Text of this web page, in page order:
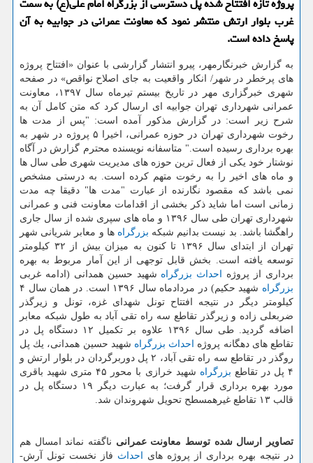
غرب بلوار ارتش منتشر نمود كه معاونت عمرانی در جوابیه به آن
پاسخ داده است.
به گزارش خبرنگارمهر، پیرو انتشار گزارشی با عنوان «افتتاح پروژه
های پرخطر در شهر/ انكار واقعیت به جای اصلاح نواقص» در صفحه
شهری خبرگزاری مهر در تاریخ بیستم تیرماه سال ۱۳۹۷، معاونت
عمرانی شهرداری تهران جوابیه ای ارسال كرد كه متن كامل آن به
شرح زیر است: در گزارش مذكور آمده است: "پس از مدت ها
رخوت شهرداری تهران در حوزه عمرانی، اخیرا ۵ پروژه در شهر به
بهره برداری رسیده است." متاسفانه نویسنده محترم گزارش در آگاه
نوشتار خود یكی از فعال ترین حوزه های مدیریت شهری طی سال ها
و ماه های اخیر را به رخوت متهم كرده است. به درستی مشخص
نمی باشد كه مقصود نگارنده از عبارت "مدت ها" دقیقا چه مدت
زمانی است اما شاید ذكر بخشی از اقدامات معاونت فنی و عمرانی
شهرداری تهران طی سال ۱۳۹۶ و ماه های سپری شده از سال جاری
راهگشا باشد. بد نیست بدانیم شبكه بزرگراه ها و معابر شریانی شهر
تهران از ابتدای سال ۱۳۹۶ تا كنون به میزان بیش از ۳۲ كیلومتر
توسعه یافته است. بخش قابل توجهی از این آمار مربوط به بهره
برداری از پروژه احداث بزرگراه شهید حسین همدانی (ادامه غربی
بزرگراه
شهید حكیم) در مردادماه سال ۱۳۹۶ است. در همان سال ۴
كیلومتر دیگر در نتیجه افتتاح تونل شهدای غزه، تونل و زیرگذر
ضربعلی زاده و زیرگذر تقاطع سه راه تقی آباد به طول شبكه معابر
اضافه گردید. طی سال ۱۳۹۶ علاوه بر تكمیل ۱۲ دستگاه پل در
تقاطع های دهگانه پروژه احداث بزرگراه شهید حسین همدانی، یك پل
روگذر در تقاطع سه راه تقی آباد، ۲ پل دوربرگردان در بلوار ارتش و
۴ پل در تقاطع
بزرگراه
شهید خرازی با محور ۴۵ متری شهید باقری
مورد بهره برداری قرار گرفت؛ به عبارت دیگر ۱۹ دستگاه پل در
قالب ۱۳ تقاطع غیرهمسطح تحویل شهروندان شد.
تصاویر ارسال شده توسط معاونت عمرانی ناگفته نماند امسال هم
در نتیجه بهره برداری از پروژه های احداث فاز نخست تونل آرش-